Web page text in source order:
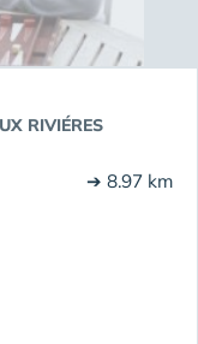
RIVIÉRES
➔ 8.97 km